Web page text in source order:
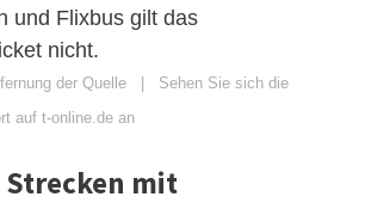
und Flixbus gilt das
nicht.
der Quelle
Sehen Sie sich die
auf t-online.de an
Strecken mit